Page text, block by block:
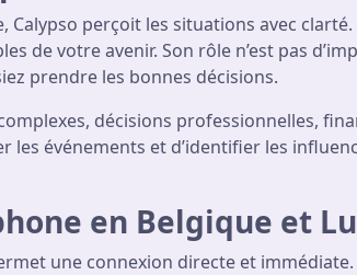
Calypso perçoit les situations avec
de votre avenir. Son rôle n’est pas
prendre les bonnes décisions.
décisions professionnelles,
les événements et d’identifier les
en Belgique et
une connexion directe et immédiate.